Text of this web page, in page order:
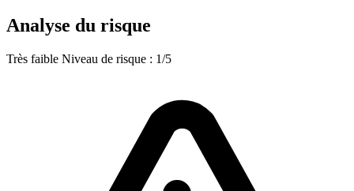
Analyse du risque
Très faible Niveau de risque : 1/5